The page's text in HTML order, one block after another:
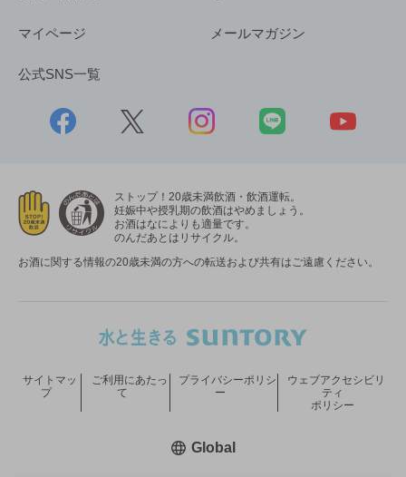
マイページ メールマガジン
公式SNS一覧
ストップ！20歳未満飲酒・飲酒運転。
妊娠中や授乳期の飲酒はやめましょう。
お酒はなによりも適量です。
のんだあとはリサイクル。
お酒に関する情報の20歳未満の方への転送および共有はご遠慮ください。
サイトマッ
プ
ご利用にあたっ
て
プライバシーポリシ
ー
ウェブアクセシビリ
ティ
ポリシー
Global新しいウィンドウで開く